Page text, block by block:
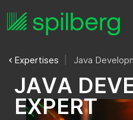
Expertises Java
JAVA DEV
EXPERT